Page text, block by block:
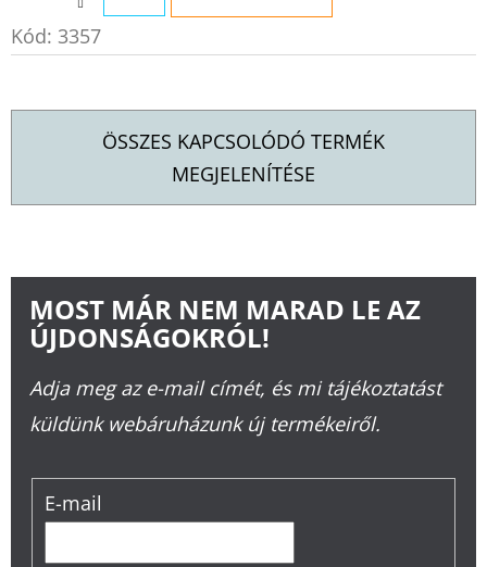
Kód: 3357
ÖSSZES KAPCSOLÓDÓ TERMÉK
MEGJELENÍTÉSE
MOST MÁR NEM MARAD LE AZ
ÚJDONSÁGOKRÓL!
Adja meg az e-mail címét, és mi tájékoztatást
küldünk webáruházunk új termékeiről.
E-mail